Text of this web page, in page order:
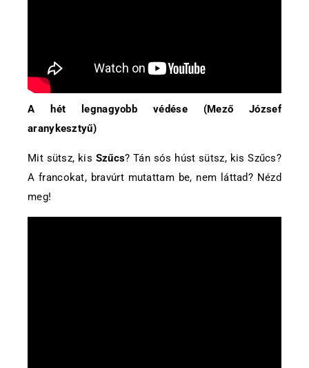
A hét legnagyobb védése (Mező József
aranykesztyű)
Mit sütsz, kis Szűcs? Tán sós húst sütsz, kis Szűcs?
A francokat, bravúrt mutattam be, nem láttad? Nézd
meg!